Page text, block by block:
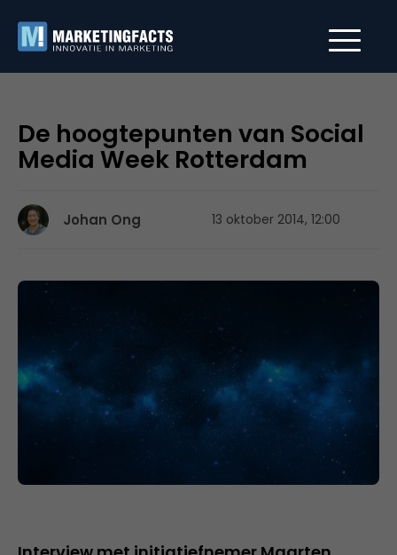
De hoogtepunten van Social
Media Week Rotterdam
Johan Ong 13 oktober 2014, 12:00